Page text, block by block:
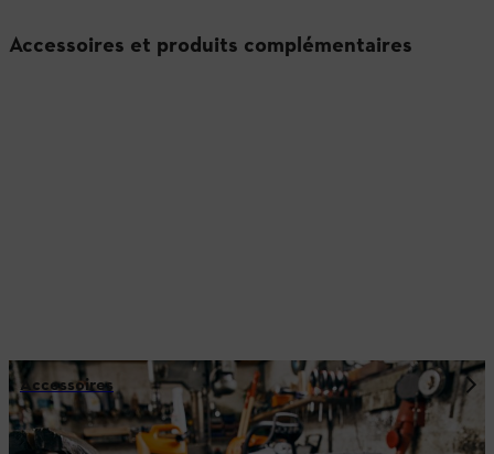
Accessoires et produits complémentaires
Accessoires